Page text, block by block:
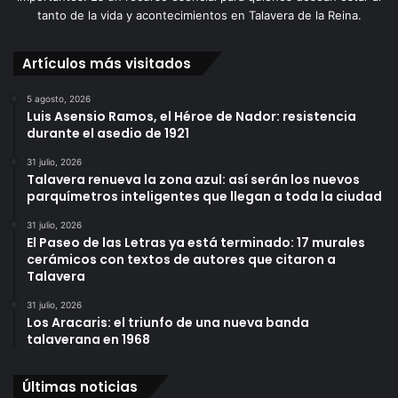
tanto de la vida y acontecimientos en Talavera de la Reina.
Artículos más visitados
5 agosto, 2026
Luis Asensio Ramos, el Héroe de Nador: resistencia
durante el asedio de 1921
31 julio, 2026
Talavera renueva la zona azul: así serán los nuevos
parquímetros inteligentes que llegan a toda la ciudad
31 julio, 2026
El Paseo de las Letras ya está terminado: 17 murales
cerámicos con textos de autores que citaron a
Talavera
31 julio, 2026
Los Aracaris: el triunfo de una nueva banda
talaverana en 1968
Últimas noticias